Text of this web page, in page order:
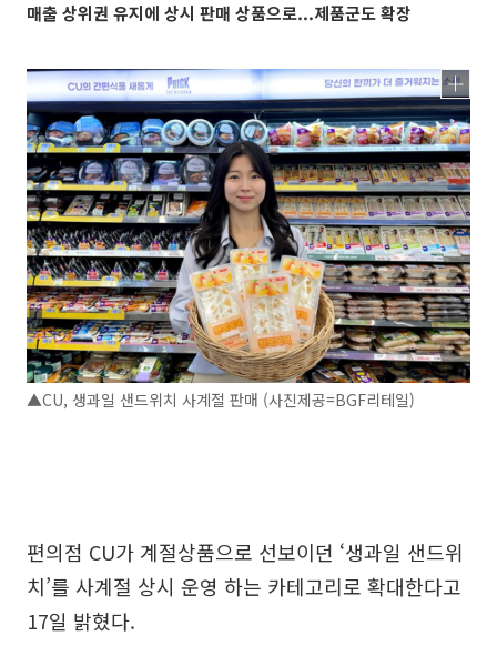
매출 상위권 유지에 상시 판매 상품으로...제품군도 확장
▲CU, 생과일 샌드위치 사계절 판매 (사진제공=BGF리테일)
편의점 CU가 계절상품으로 선보이던 ‘생과일 샌드위
치’를 사계절 상시 운영 하는 카테고리로 확대한다고
17일 밝혔다.